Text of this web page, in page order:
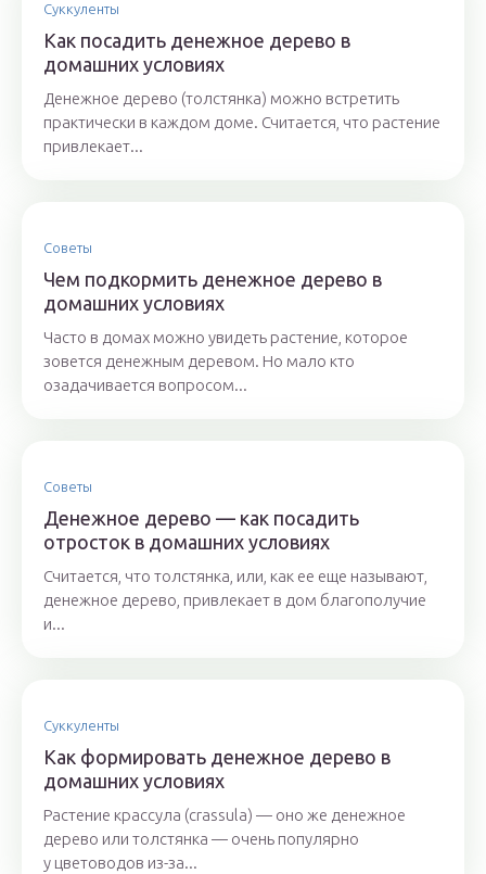
Суккуленты
Как посадить денежное дерево в
домашних условиях
Денежное дерево (толстянка) можно встретить
практически в каждом доме. Считается, что растение
привлекает...
Советы
Чем подкормить денежное дерево в
домашних условиях
Часто в домах можно увидеть растение, которое
зовется денежным деревом. Но мало кто
озадачивается вопросом...
Советы
Денежное дерево — как посадить
отросток в домашних условиях
Считается, что толстянка, или, как ее еще называют,
денежное дерево, привлекает в дом благополучие
и...
Суккуленты
Как формировать денежное дерево в
домашних условиях
Растение крассула (crassula) — оно же денежное
дерево или толстянка — очень популярно
у цветоводов из-за...